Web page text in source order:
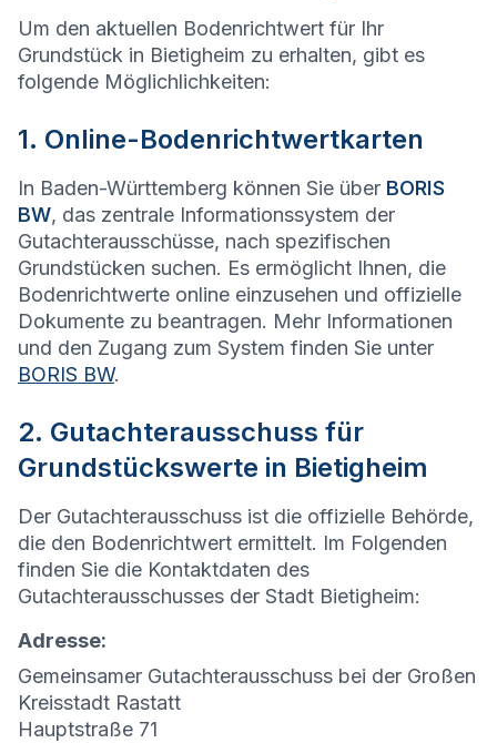
Um den aktuellen Bodenrichtwert für Ihr
Grundstück in Bietigheim zu erhalten, gibt es
folgende Möglichlichkeiten:
1. Online-Bodenrichtwertkarten
In Baden-Württemberg können Sie über BORIS
BW, das zentrale Informationssystem der
Gutachterausschüsse, nach spezifischen
Grundstücken suchen. Es ermöglicht Ihnen, die
Bodenrichtwerte online einzusehen und offizielle
Dokumente zu beantragen. Mehr Informationen
und den Zugang zum System finden Sie unter
BORIS BW.
2. Gutachterausschuss für
Grundstückswerte in Bietigheim
Der Gutachterausschuss ist die offizielle Behörde,
die den Bodenrichtwert ermittelt. Im Folgenden
finden Sie die Kontaktdaten des
Gutachterausschusses der Stadt Bietigheim:
Adresse:
Gemeinsamer Gutachterausschuss bei der Großen
Kreisstadt Rastatt
Hauptstraße 71